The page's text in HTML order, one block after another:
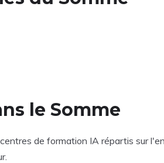
le Somme
de formation IA répartis sur